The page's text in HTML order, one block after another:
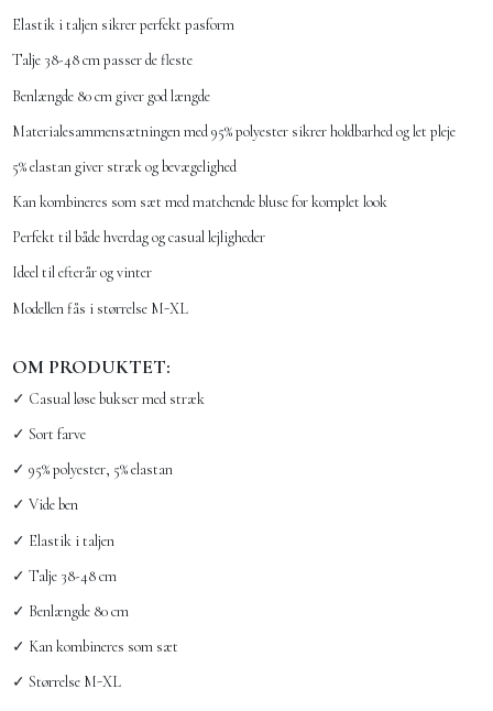
Elastik i taljen sikrer perfekt pasform
Talje 38-48 cm passer de fleste
Benlængde 80 cm giver god længde
Materialesammensætningen med 95% polyester sikrer holdbarhed og let pleje
5% elastan giver stræk og bevægelighed
Kan kombineres som sæt med matchende bluse for komplet look
Perfekt til både hverdag og casual lejligheder
Ideel til efterår og vinter
Modellen fås i størrelse M-XL
OM PRODUKTET:
✓ Casual løse bukser med stræk
✓ Sort farve
✓ 95% polyester, 5% elastan
✓ Vide ben
✓ Elastik i taljen
✓ Talje 38-48 cm
✓ Benlængde 80 cm
✓ Kan kombineres som sæt
✓ Størrelse M-XL